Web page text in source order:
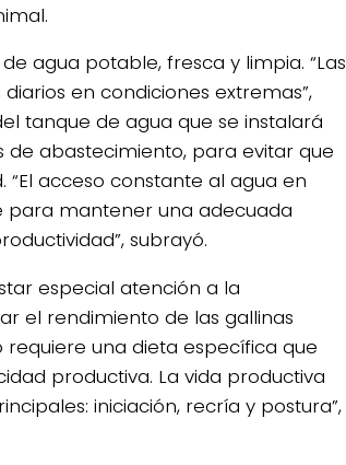
agua potable, fresca y limpia. “Las
en condiciones extremas”,
tanque de agua que se instalará
abastecimiento, para evitar que
acceso constante al agua en
para mantener una adecuada
subrayó.
especial atención a la
el rendimiento de las gallinas
una dieta específica que
productiva. La vida productiva
iniciación, recría y postura”,